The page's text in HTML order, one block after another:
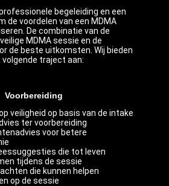
begeleiding en een
de voordelen van een MDMA
De combinatie van de
MDMA sessie en de
de beste uitkomsten. Wij bieden
traject aan:
Voorbereiding
veiligheid op basis van de intake
ter voorbereiding
voor betere
die tot leven
tijdens de sessie
die kunnen helpen
op de sessie